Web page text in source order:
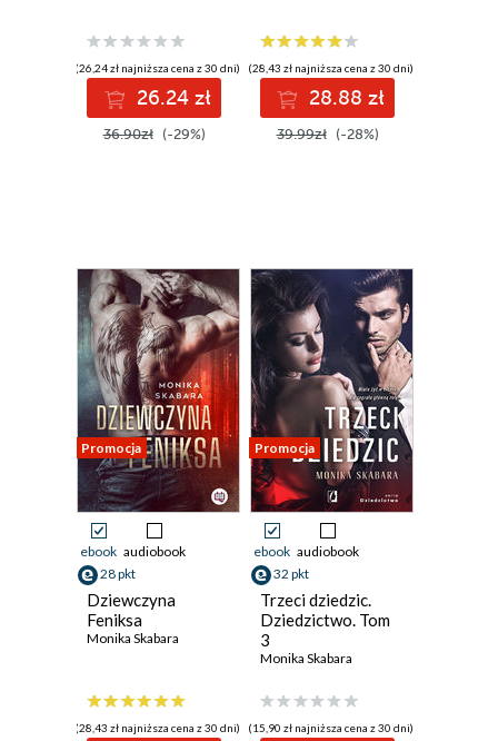
(26,24 zł najniższa cena z 30 dni)
26.24 zł
36.90zł (-29%)
(28,43 zł najniższa cena z 30 dni)
28.88 zł
39.99zł (-28%)
Promocja
ebook audiobook
28 pkt
Dziewczyna
Feniksa
Monika Skabara
(28,43 zł najniższa cena z 30 dni)
Promocja
ebook audiobook
32 pkt
Trzeci dziedzic.
Dziedzictwo. Tom
3
Monika Skabara
(15,90 zł najniższa cena z 30 dni)